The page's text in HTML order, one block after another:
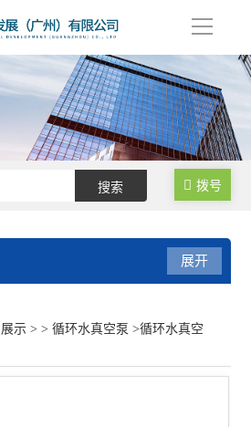
导
拨号
展开
示 > >循环水真空泵 >循环水真空